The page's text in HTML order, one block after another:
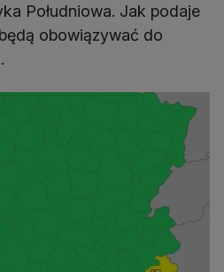
Południowa. Jak podaje
obowiązywać do